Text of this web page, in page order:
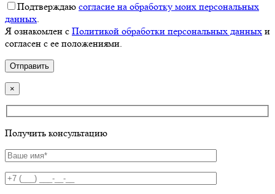
Подтверждаю согласие на обработку моих персональных
данных.
Я ознакомлен с Политикой обработки персональных данных и
согласен с ее положениями.
×
Получить консультацию